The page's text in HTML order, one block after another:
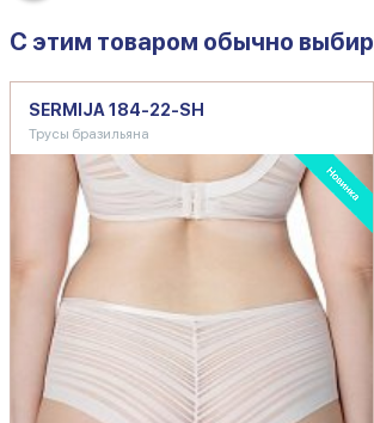
C этим товаром обычно
SERMIJA 184-22-SH
Трусы бразильяна